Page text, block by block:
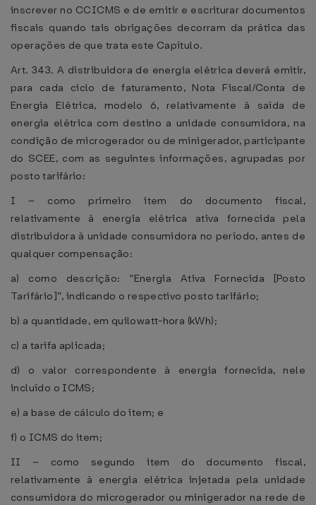
inscrever no CCICMS e de emitir e escriturar documentos
fiscais quando tais obrigações decorram da prática das
operações de que trata este Capítulo.
Art. 343. A distribuidora de energia elétrica deverá emitir,
para cada ciclo de faturamento, Nota Fiscal/Conta de
Energia Elétrica, modelo 6, relativamente à saída de
energia elétrica com destino a unidade consumidora, na
condição de microgerador ou de minigerador, participante
do SCEE, com as seguintes informações, agrupadas por
posto tarifário:
I – como primeiro item do documento fiscal,
relativamente à energia elétrica ativa fornecida pela
distribuidora à unidade consumidora no período, antes de
qualquer compensação:
a) como descrição: “Energia Ativa Fornecida [Posto
Tarifário]”, indicando o respectivo posto tarifário;
b) a quantidade, em quilowatt-hora (kWh);
c) a tarifa aplicada;
d) o valor correspondente à energia fornecida, nele
incluído o ICMS;
e) a base de cálculo do item; e
f) o ICMS do item;
II – como segundo item do documento fiscal,
relativamente à energia elétrica injetada pela unidade
consumidora do microgerador ou minigerador na rede de